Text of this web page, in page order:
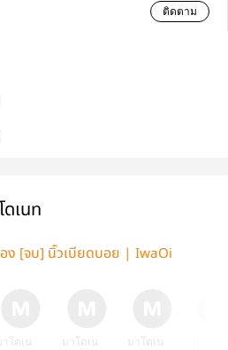
ติดตาม
เนท
อง [จบ] นิ้วเบียดบอย | IwaOi
าโดเน
มาโดเน
มาโดเน